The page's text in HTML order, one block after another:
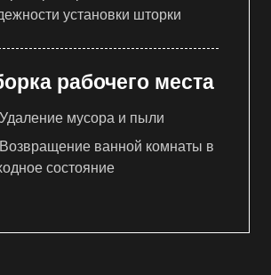
установки шторки
рабочего места
Удаление мусора и пыли
Возвращение ванной комнаты в
состояние